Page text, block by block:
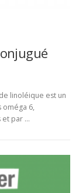
linoléique est un
oméga 6,
et par …